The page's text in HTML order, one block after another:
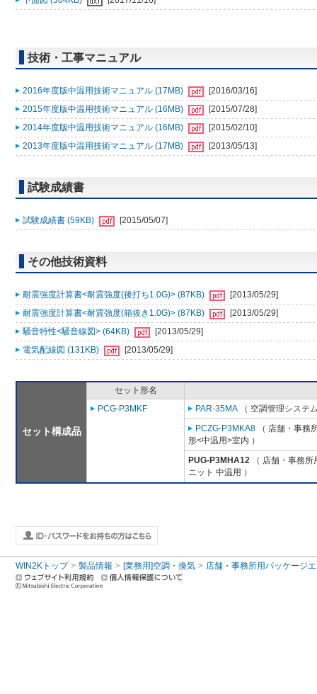
技術・工事マニュアル
2016年度版中温用技術マニュアル (17MB)
[2016/03/16]
2015年度版中温用技術マニュアル (16MB)
[2015/07/28]
2014年度版中温用技術マニュアル (16MB)
[2015/02/10]
2013年度版中温用技術マニュアル (17MB)
[2013/05/13]
試験成績書
試験成績書 (59KB) [2015/05/07]
その他技術資料
耐震強度計算書<耐震強度(後打ち1.0G)> (87KB)
[2013/05/29]
耐震強度計算書<耐震強度(箱抜き1.0G)> (87KB)
[2013/05/29]
騒音特性<騒音線図> (64KB)
[2013/05/29]
電気配線図 (131KB)
[2013/05/29]
セット構成品
セット形名
PCG-P3MKF
PAR-35MA （ 空調管理システ
PCZG-P3MKA8 （ 店舗・事務
形<中温用>室内 ）
PUG-P3MHA12 （ 店舗・事務
ニット 中温用 ）
WIN2Kトップ 製品情報 [業務用]空調・換気 店舗・事務所用パッケージ